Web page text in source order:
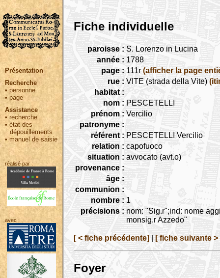
Présentation
Recherche
• personne
•page
Assistance
• recherche
•état des
dépouillements
•manuel de saisie
réalisé par :
avec :
Fiche individuelle
paroisse : S. Lorenzo in Lucina
année : 1788
page : 111r(afficher la page
rue : VITE (strada della Vite)
habitat :
nom : PESCETELLI
prénom : Vercilio
patronyme :
référent : PESCETELLI Vercilio
relation : capofuoco
situation : avvocato (avt.o)
provenance :
âge :
communion :
nombre : 1
précisions : nom: "Sig.r";ind: nome
monsig.r Azzedo"
[ < fiche précédente] [ fiche suivante >
Foyer